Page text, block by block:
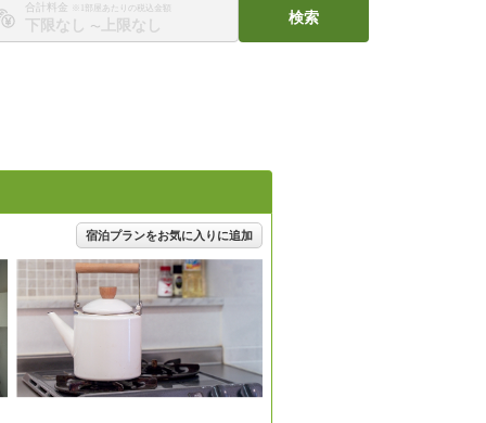
合計料金 ※1部屋あたりの税込金額
〜
検索
宿泊プランをお気に入りに追加